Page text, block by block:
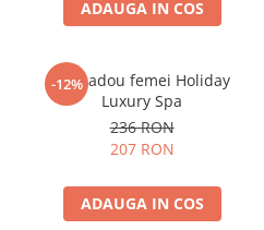
ADAUGA IN COS
-12%
Set cadou femei Holiday
Luxury Spa
236 RON
207 RON
ADAUGA IN COS